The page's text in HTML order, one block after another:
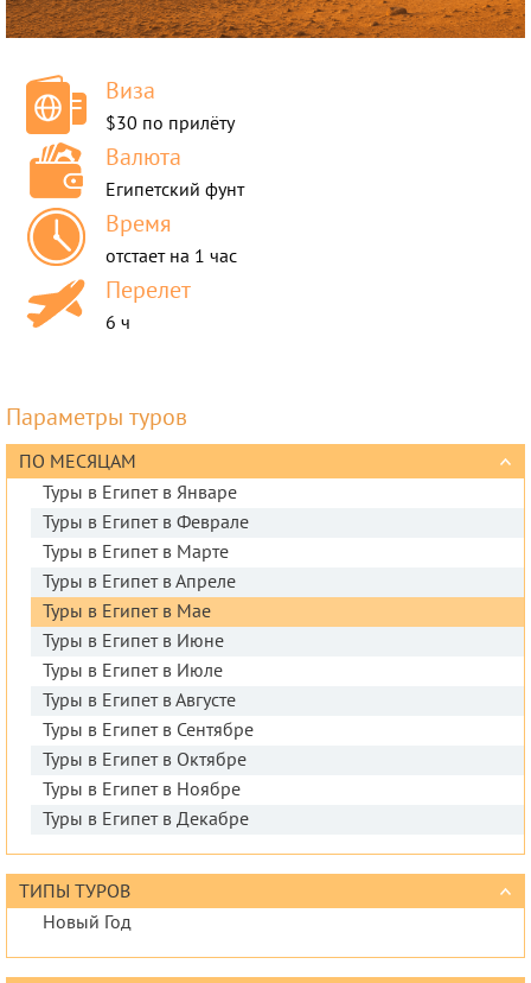
Виза
$30 по прилёту
Валюта
Египетский фунт
Время
отстает на 1 час
Перелет
6 ч
Параметры туров
ПО МЕСЯЦАМ
Туры в Египет в Январе
Туры в Египет в Феврале
Туры в Египет в Марте
Туры в Египет в Апреле
Туры в Египет в Мае
Туры в Египет в Июне
Туры в Египет в Июле
Туры в Египет в Августе
Туры в Египет в Сентябре
Туры в Египет в Октябре
Туры в Египет в Ноябре
Туры в Египет в Декабре
ТИПЫ ТУРОВ
Новый Год